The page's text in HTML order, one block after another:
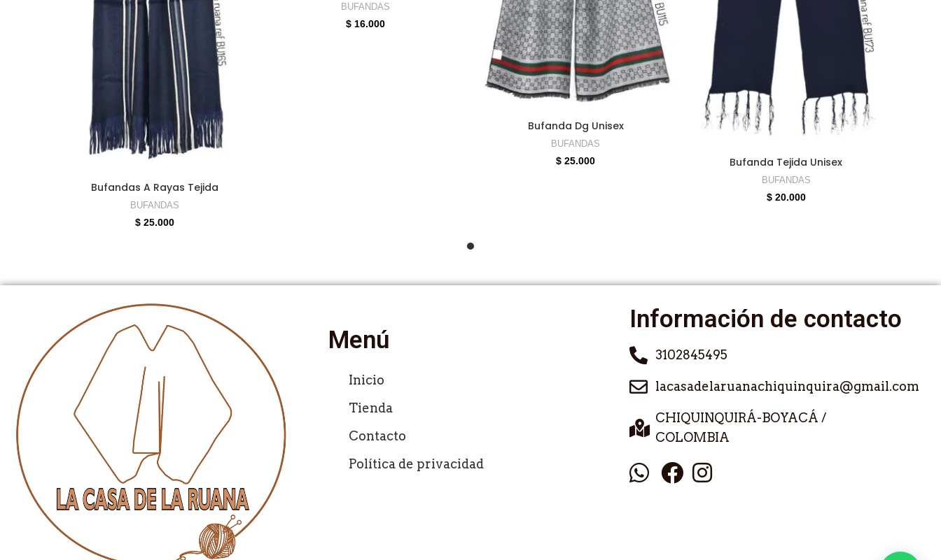
SELECCIONAR OPCIONES
Bufandas A Rayas Tejida
BUFANDAS
$ 25.000
BUFANDAS
$16.000
SELECCIONAR OPCIONES
Bufanda Dg Unisex
BUFANDAS
$ 25.000 SELECCIONAR OPCIONES
Bufanda Tejida Unisex
BUFANDAS
$20.000
Menú
Inicio
Tienda
Contacto
Política de privacidad
Información de contacto
3102845495
lacasadelaruanachiquinquira@gmail.com
CHIQUINQUIRÁ-BOYACÁ /
COLOMBIA